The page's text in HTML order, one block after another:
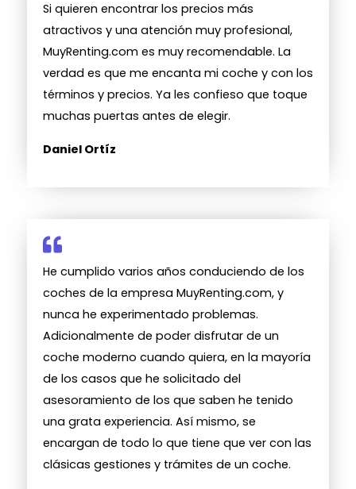
Si quieren encontrar los precios más
atractivos y una atención muy profesional,
MuyRenting.com es muy recomendable. La
verdad es que me encanta mi coche y con los
términos y precios. Ya les confieso que toque
muchas puertas antes de elegir.
Daniel Ortíz
He cumplido varios años conduciendo de los
coches de la empresa MuyRenting.com, y
nunca he experimentado problemas.
Adicionalmente de poder disfrutar de un
coche moderno cuando quiera, en la mayoría
de los casos que he solicitado del
asesoramiento de los que saben he tenido
una grata experiencia. Así mismo, se
encargan de todo lo que tiene que ver con las
clásicas gestiones y trámites de un coche.